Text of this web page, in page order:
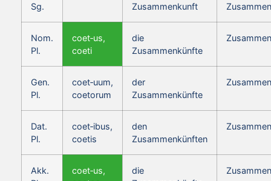
Sg.
Zusammenkunft
Nom.
Pl.
coet‑us,
coeti
die
Zusammenkünfte
Gen.
Pl.
coet‑uum,
coetorum
der
Zusammenkünfte
Dat.
Pl.
coet‑ibus,
coetis
den
Zusammenkünften
Akk.
coet‑us,
die